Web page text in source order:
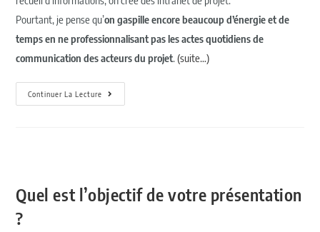
Pourtant, je pense qu’on gaspille encore beaucoup d’énergie et de
temps en ne professionnalisant pas les actes quotidiens de
communication des acteurs du projet.(suite…)
Continuer La Lecture
Quel est l’objectif de votre présentation
?